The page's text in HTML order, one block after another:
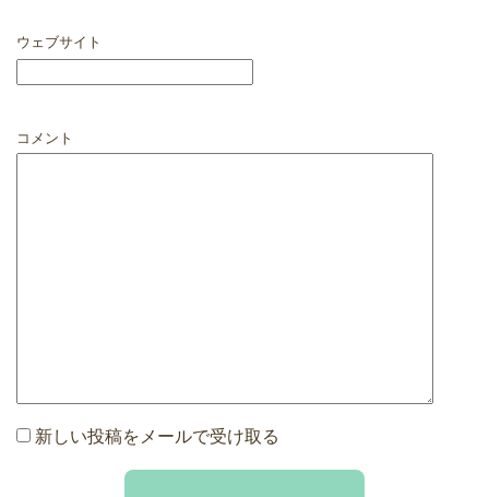
ウェブサイト
コメント
新しい投稿をメールで受け取る